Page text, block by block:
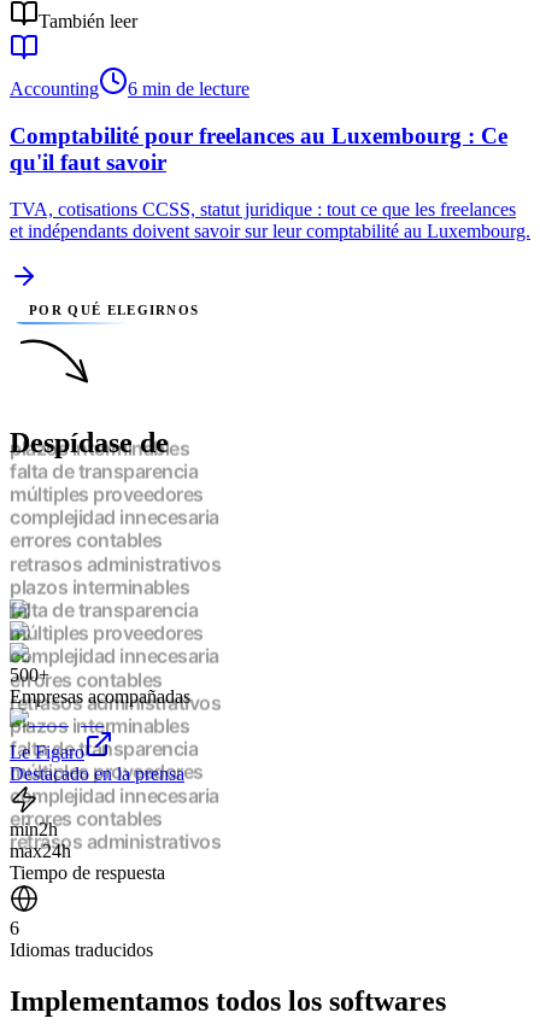
También leer
Accounting 6 min de lecture
Comptabilité pour freelances au Luxembourg : Ce
qu'il faut savoir
TVA, cotisations CCSS, statut juridique : tout ce que les freelances
et indépendants doivent savoir sur leur comptabilité au Luxembourg.
POR QUÉ ELEGIRNOS
Despídase de
plazos interminables
falta de transparencia
múltiples proveedores
complejidad innecesaria
errores contables
retrasos administrativos
plazos interminables
falta de transparencia
múltiples proveedores
complejidad innecesaria
errores contables
retrasos administrativos
plazos interminables
falta de transparencia
múltiples proveedores
complejidad innecesaria
errores contables
retrasos administrativos
plazos interminables
falta de transparencia
múltiples proveedores
complejidad innecesaria
errores contables
plazos interminables
500+
Empresas acompañadas
Le Figaro
Destacado en la prensa
min2h
max24h
Tiempo de respuesta
6
Idiomas traducidos
Implementamos todos los softwares